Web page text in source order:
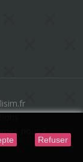
nous ?
Refuser